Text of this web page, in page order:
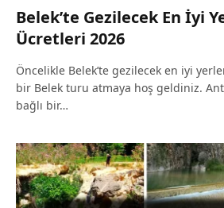
Belek’te Gezilecek En İyi
Ücretleri 2026
Öncelikle Belek’te gezilecek en iyi
bir Belek turu atmaya hoş geldiniz.
bağlı bir…